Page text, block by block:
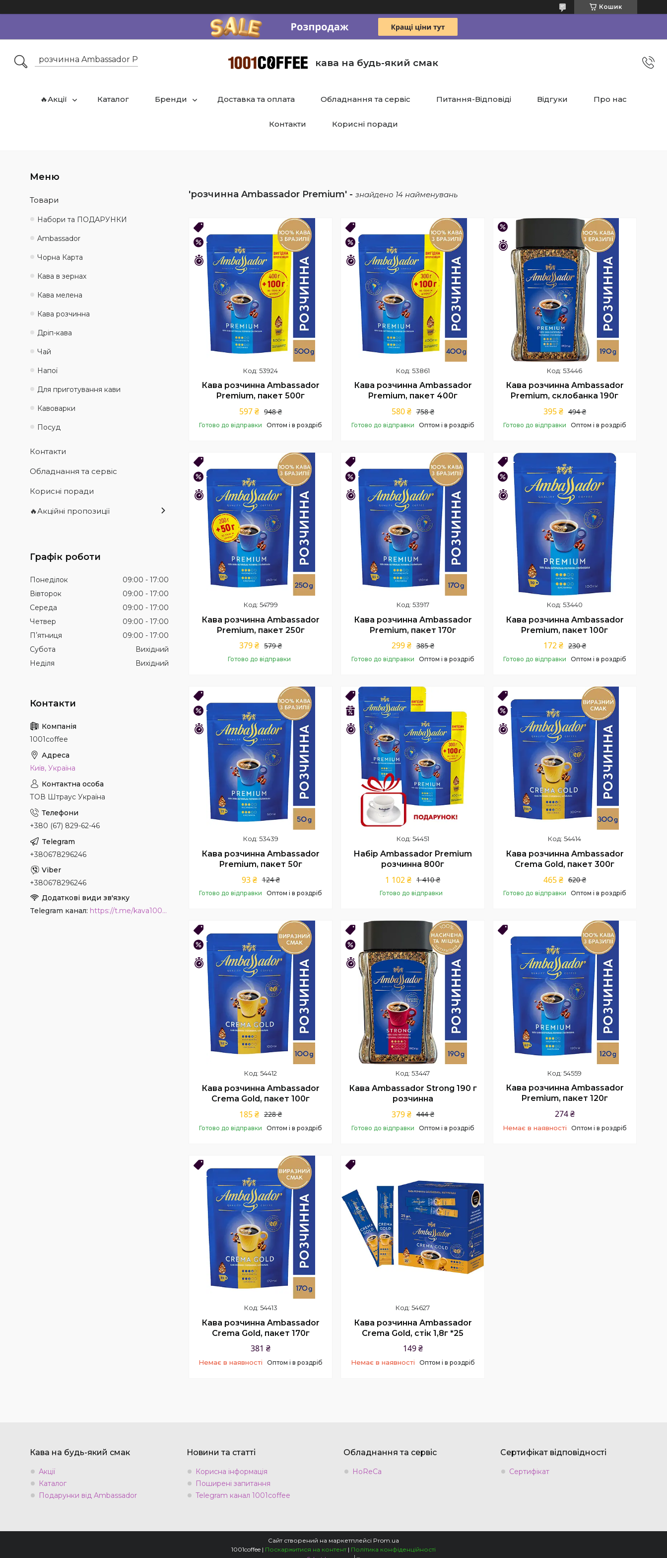
Кошик
кава на будь-який смак
🔥Акції Каталог Бренди Доставка та оплата Обладнання та сервіс Питання-Відповіді Відгуки Про нас
Контакти Корисні поради
розчинна Ambassador Premium 14 найменувань
–37%
Залишився 41 день
53924
Кава розчинна Ambassador
Premium, пакет 500г
948 ₴
597 ₴
Готово до відправки Оптом і в роздріб
–23%
Залишився 41 день
53861
Кава розчинна Ambassador
Premium, пакет 400г
758 ₴
580 ₴
Готово до відправки Оптом і в роздріб
Купити
Залишився 41 день
53446
Кава розчинна Ambassador
Premium, склобанка 190г
494 ₴
395 ₴
Готово до відправки Оптом і в роздріб
Купити
–35%
Залишився 41 день
54799
Кава розчинна Ambassador
Premium, пакет 250г
579 ₴
379 ₴
Готово до відправки
–22%
Залишився 41 день
53917
Кава розчинна Ambassador
Premium, пакет 170г
385 ₴
299 ₴
Готово до відправки Оптом і в роздріб
Купити
ОПТ 24!
–25%
Залишився 41 день
53440
Кава розчинна Ambassador
Premium, пакет 100г
230 ₴
172 ₴
Готово до відправки Оптом і в роздріб
–25%
Залишився 41 день
53439
Кава розчинна Ambassador
Premium, пакет 50г
124 ₴
93 ₴
Готово до відправки Оптом і в роздріб
Новинка
–22%
Залишився 41 день
54451
Набір Ambassador Premium
розчинна 800г
1 410 ₴
1 102 ₴
Готово до відправки
Купити
–25%
Залишився 41 день
54414
Кава розчинна Ambassador
Crema Gold, пакет 300г
620 ₴
465 ₴
Готово до відправки Оптом і в роздріб
–19%
Залишився 41 день
54412
Кава розчинна Ambassador
Crema Gold, пакет 100г
228 ₴
185 ₴
Готово до відправки Оптом і в роздріб
Залишився 41 день
53447
Кава Ambassador Strong 190 г
розчинна
444 ₴
379 ₴
Готово до відправки Оптом і в роздріб
54559
Кава розчинна Ambassador
Premium, пакет 120г
274 ₴
Немає в наявності Оптом і в роздріб
54413
Кава розчинна Ambassador
Crema Gold, пакет 170г
381 ₴
Немає в наявності Оптом і в роздріб
54627
Кава розчинна Ambassador
Crema Gold, стік 1,8г *25
149 ₴
Немає в наявності Оптом і в роздріб
Товари
Набори та ПОДАРУНКИ
Ambassadоr
Чорна Карта
Кава в зернах
Кава мелена
Кава розчинна
Дріп-кава
Чай
Напої
Для приготування кави
Кавоварки
Посуд
Контакти
Обладнання та сервіс
Корисні поради
🔥Акційні пропозиції
Графік роботи
Понеділок 09:00
17:00
Вівторок
09:00
17:00
Середа
09:00
17:00
Четвер
09:00
17:00
Пʼятниця
09:00
17:00
Субота
Вихідний
Неділя
Вихідний
1001coffee
Київ, Україна
ТОВ Штраус Україна
+380 (67) 829-62-46
+380678296246
+380678296246
Telegram канал https://t.me/kava1001coffee
Кава на будь-який смак
Акції
Каталог
Подарунки від Ambassador
Новини та статті
Корисна інформація
Поширені запитання
Telegram канал 1001coffee
Обладнання та сервіс
HoReCa
Сертифікат відповідності
Сертифікат
Сайт створений на маркетплейсі Prom.ua
1001coffee | Поскаржитися на контент | Політика конфіденційності